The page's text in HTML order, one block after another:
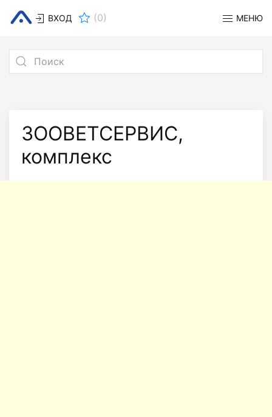
ВХОД (0) МЕНЮ
ЗООВЕТСЕРВИС,
комплекс